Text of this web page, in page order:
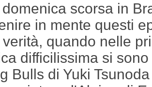
domenica scorsa in
in mente questi
verità, quando nelle
difficilissima si
Bulls di Yuki